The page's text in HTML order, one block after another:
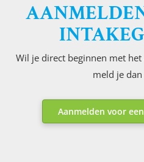
Wil je direct beginnen met
meld je
Aanmelden voor